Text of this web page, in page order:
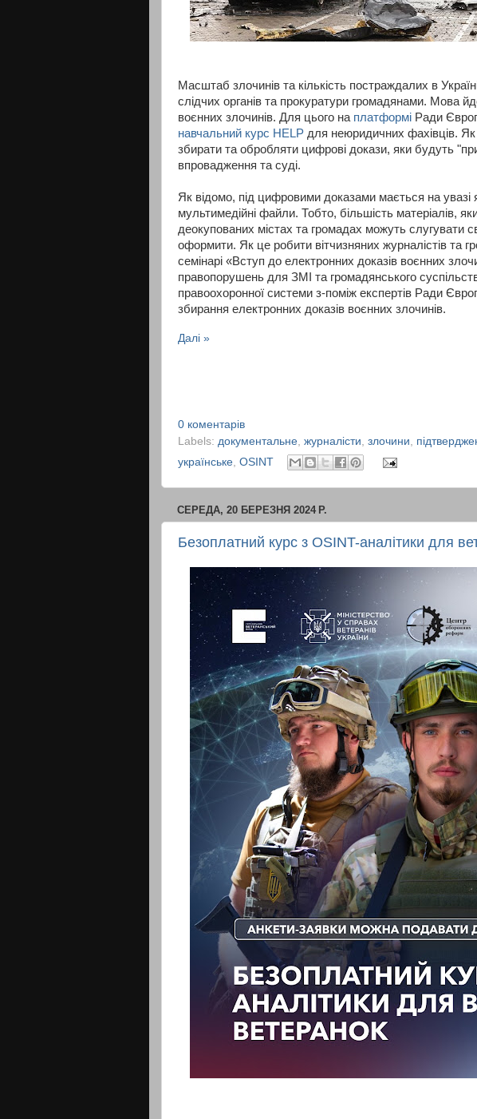
Масштаб злочинів та кількість постраждалих в
слідчих органів та прокуратури громадянами. Мова
воєнних злочинів. Для цього на платформі Ради
навчальний курс HELP для неюридичних фахівців.
збирати та обробляти цифрові докази, яки будуть
впровадження та суді.
Як відомо, під цифровими доказами мається на увазі
мультимедійні файли. Тобто, більшість матеріалів,
деокупованих містах та громадах можуть слугувати
оформити. Як це робити вітчизняних журналістів та
семінарі «Вступ до електронних доказів воєнних
правопорушень для ЗМІ та громадянського
правоохоронної системи з-поміж експертів Ради
збирання електронних доказів воєнних злочинів.
Далі »
0 коментарів
Labels: документальне журналісти злочини
українське OSINT
СЕРЕДА, 20 БЕРЕЗНЯ 2024 Р.
Безоплатний курс з OSINT-аналітики для